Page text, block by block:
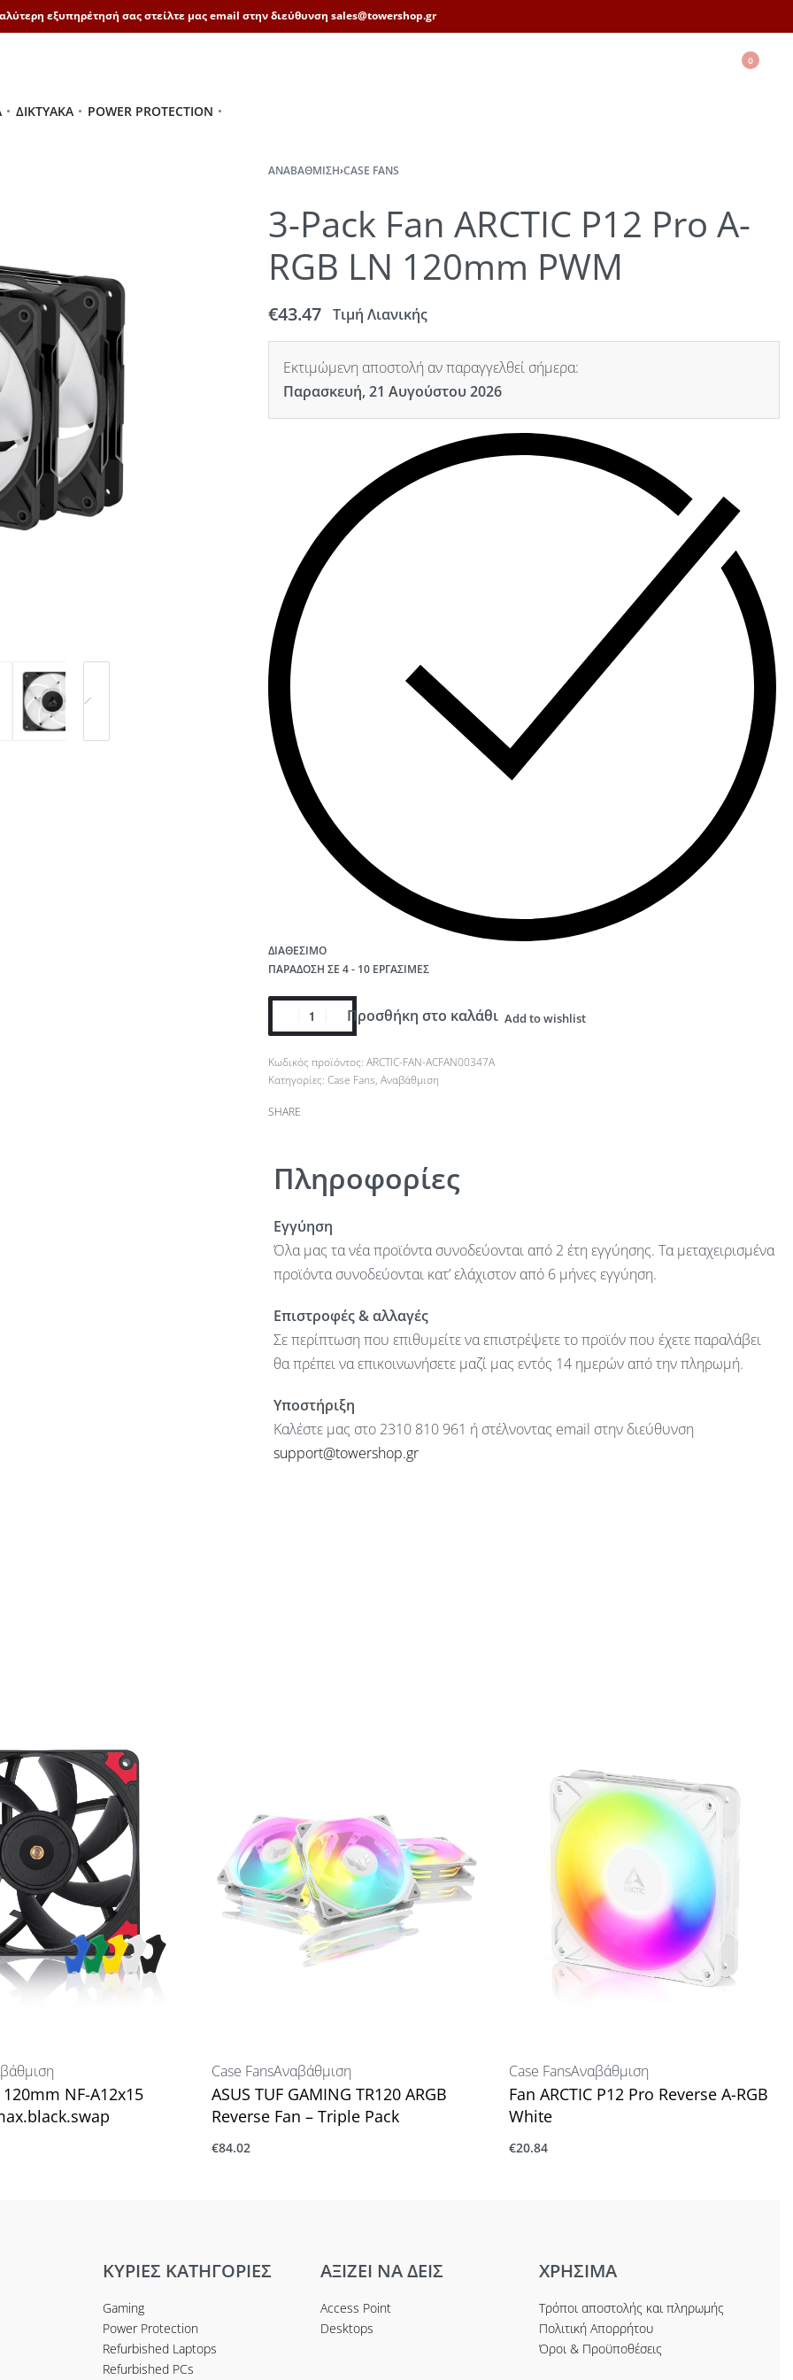
εξυπηρέτησή σας στείλτε μας email στην διεύθυνση sales@towershop.gr
0
ΔΙΚΤΥΑΚΆ POWER PROTECTION
ΑΝΑΒΆΘΜΙΣΗ›CASE FANS
3-Pack Fan ARCTIC P12 Pro A-
RGB LN 120mm PWM
€43.47 Τιμή Λιανικής
Εκτιμώμενη αποστολή αν παραγγελθεί σήμερα:
Παρασκευή, 21 Αυγούστου 2026
ΔΙΑΘΈΣΙΜΟ
ΠΑΡΆΔΟΣΗ ΣΕ 4 - 10 ΕΡΓΆΣΙΜΕΣ
Προσθήκη στο καλάθι Add to wishlist
ARCTIC-FAN-ACFAN00347A
Κατηγορίες: Case Fans, Αναβάθμιση
SHARE
Πληροφορίες
Εγγύηση
Όλα μας τα νέα προϊόντα συνοδεύονται από 2 έτη εγγύησης. Τα μεταχειρισμένα
προϊόντα συνοδεύονται κατ’ ελάχιστον από 6 μήνες εγγύηση.
Επιστροφές & αλλαγές
Σε περίπτωση που επιθυμείτε να επιστρέψετε το προϊόν που έχετε παραλάβει
θα πρέπει να επικοινωνήσετε μαζί μας εντός 14 ημερών από την πληρωμή.
Υποστήριξη
Καλέστε μας στο 2310 810 961 ή στέλνοντας email στην διεύθυνση
support@towershop.gr
NF-A12x15
Case FansΑναβάθμιση
ASUS TUF GAMING TR120 ARGB
Reverse Fan – Triple Pack
€84.02
Case FansΑναβάθμιση
Fan ARCTIC P12 Pro Reverse A-RGB
White
€20.84
ΚΥΡΙΕΣ ΚΑΤΗΓΟΡΙΕΣ
Gaming
Power Protection
Refurbished Laptops
Refurbished PCs
ΑΞΙΖΕΙ ΝΑ ΔΕΙΣ
Access Point
Desktops
ΧΡΗΣΙΜΑ
Τρόποι αποστολής και πληρωμής
Πολιτική Απορρήτου
Όροι & Προϋποθέσεις